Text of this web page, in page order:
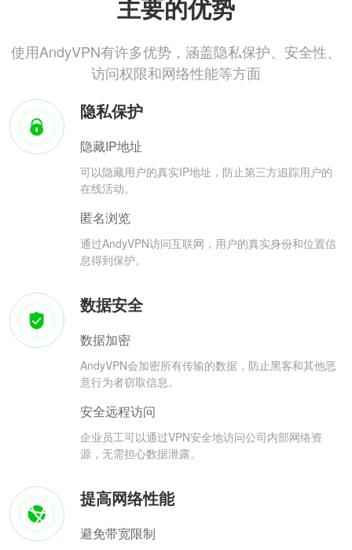
主要的优势
使用AndyVPN有许多优势，涵盖隐私保护、安全性、
访问权限和网络性能等方面
隐私保护
隐藏IP地址
可以隐藏用户的真实IP地址，防止第三方追踪用户的
在线活动。
匿名浏览
通过AndyVPN访问互联网，用户的真实身份和位置信
息得到保护。
数据安全
数据加密
AndyVPN会加密所有传输的数据，防止黑客和其他恶
意行为者窃取信息。
安全远程访问
企业员工可以通过VPN安全地访问公司内部网络资
源，无需担心数据泄露。
提高网络性能
避免带宽限制